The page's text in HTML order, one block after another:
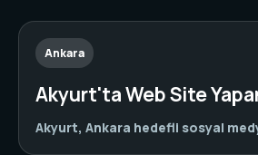
Ankara
Akyurt'ta Web Site
Akyurt, Ankara hedefli sosyal